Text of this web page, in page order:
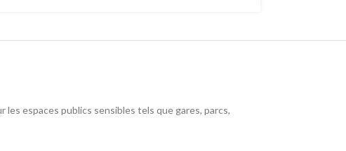
espaces publics sensibles tels que gares, parcs,